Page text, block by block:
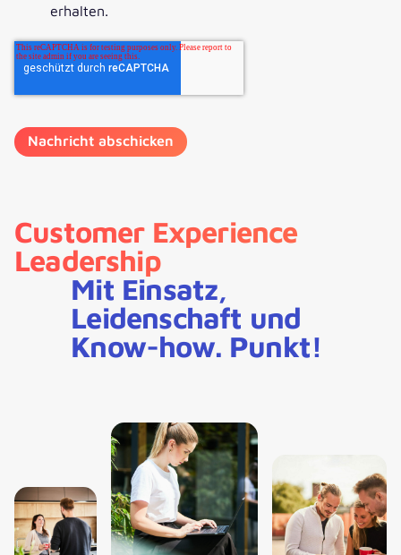
erhalten.
Customer Experience
Leadership
Mit Einsatz,
Leidenschaft und
Know-how. Punkt!